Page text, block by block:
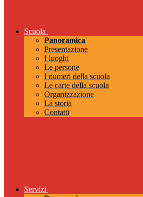
Scuola
Panoramica
Presentazione
I luoghi
Le persone
I numeri della scuola
Le carte della scuola
Organizzazione
La storia
Contatti
Servizi